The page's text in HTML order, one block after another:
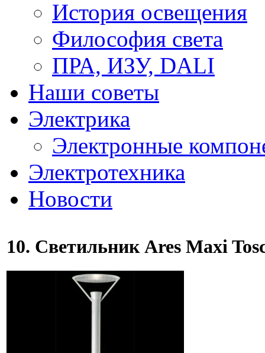
История освещения
Философия света
ПРА, ИЗУ, DALI
Наши советы
Электрика
Электронные
Электротехника
Новости
10. Светильник Ares Maxi